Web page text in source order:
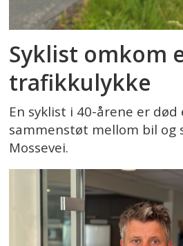
Syklist omkom
trafikkulykke
En syklist i 40-årene er
sammenstøt mellom bil og
Mossevei.